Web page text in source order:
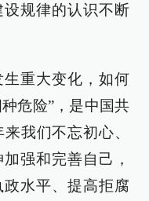
规律的认识不断
重大变化，如何
危险”，是中国共
我们不忘初心、
强和完善自己，
水平、提高拒腐